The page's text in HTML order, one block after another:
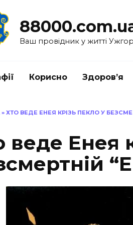
Ваш провідник у житті
Корисно Здоров’я
» ХТО ВЕДЕ ЕНЕЯ КРІЗЬ ПЕКЛО У
веде Енея